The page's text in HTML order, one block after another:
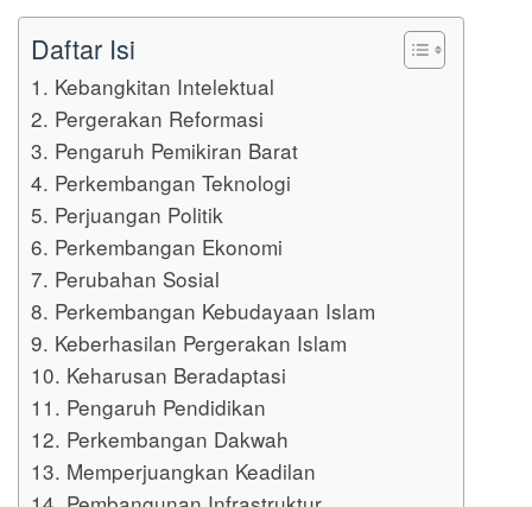
Daftar Isi
1. Kebangkitan Intelektual
2. Pergerakan Reformasi
3. Pengaruh Pemikiran Barat
4. Perkembangan Teknologi
5. Perjuangan Politik
6. Perkembangan Ekonomi
7. Perubahan Sosial
8. Perkembangan Kebudayaan Islam
9. Keberhasilan Pergerakan Islam
10. Keharusan Beradaptasi
11. Pengaruh Pendidikan
12. Perkembangan Dakwah
13. Memperjuangkan Keadilan